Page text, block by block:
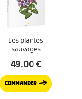
Les plantes
sauvages
49.00€
COMMANDER